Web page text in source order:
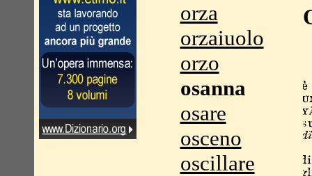
orza
orzaiuolo
orzo
osanna
osare
osceno
oscillare